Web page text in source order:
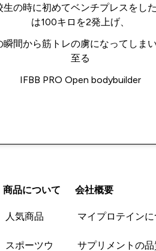
生の時に初めてベンチプレスをし
は100キロを2発上げ、
瞬間から筋トレの虜になってしま
至る
IFBB PRO Open bodybuilder
商品について
人気商品
スポーツウ
会社概要
マイプロテインに
サプリメントの品